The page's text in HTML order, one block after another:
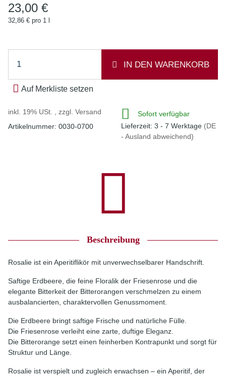
23,00 €
32,86 € pro 1 l
IN DEN WARENKORB
Auf Merkliste setzen
inkl. 19% USt. , zzgl. Versand
Artikelnummer: 0030-0700
Sofort verfügbar
Lieferzeit: 3 - 7 Werktage (DE
- Ausland abweichend)
Beschreibung
Rosalie ist ein Aperitiflikör mit unverwechselbarer Handschrift.
Saftige Erdbeere, die feine Floralik der Friesenrose und die
elegante Bitterkeit der Bitterorangen verschmelzen zu einem
ausbalancierten, charaktervollen Genussmoment.
Die Erdbeere bringt saftige Frische und natürliche Fülle.
Die Friesenrose verleiht eine zarte, duftige Eleganz.
Die Bitterorange setzt einen feinherben Kontrapunkt und sorgt für
Struktur und Länge.
Rosalie ist verspielt und zugleich erwachsen – ein Aperitif, der